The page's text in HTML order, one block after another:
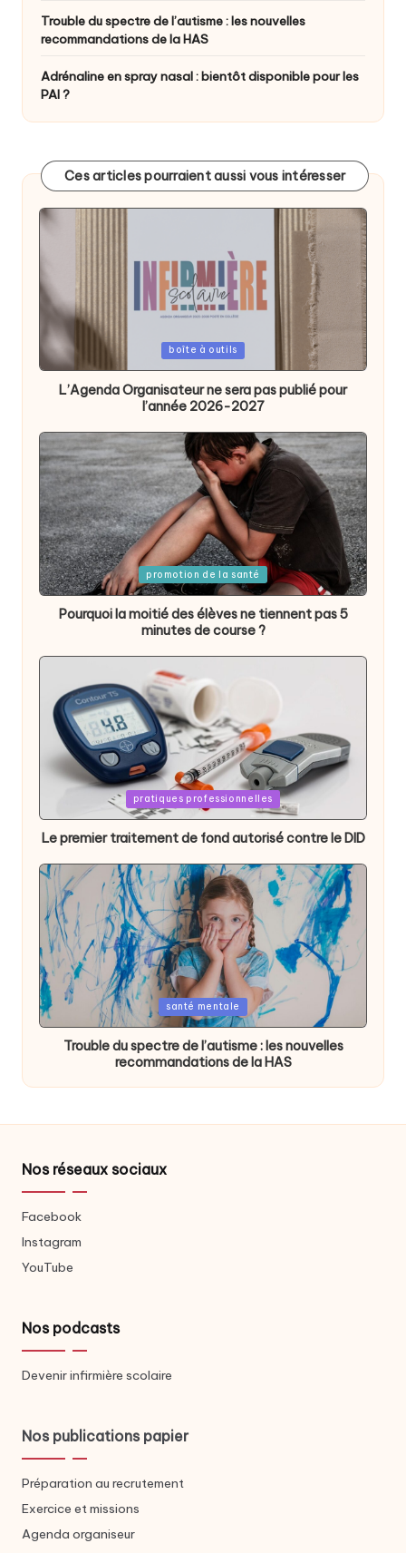
Trouble du spectre de l’autisme : les nouvelles
recommandations de la HAS
Adrénaline en spray nasal : bientôt disponible pour les
PAI ?
Ces articles pourraient aussi vous intéresser
Posted
in
boîte à outils
L’Agenda Organisateur ne sera pas publié pour
l’année 2026-2027
Posted
in
promotion de la santé
Pourquoi la moitié des élèves ne tiennent pas 5
minutes de course ?
in
pratiques professionnelles
Le premier traitement de fond autorisé contre le DID
Posted
in
santé mentale
Trouble du spectre de l’autisme : les nouvelles
recommandations de la HAS
Nos réseaux sociaux
Facebook
Instagram
YouTube
Nos podcasts
Devenir infirmière scolaire
Nos publications papier
Préparation au recrutement
Exercice et missions
Agenda organiseur